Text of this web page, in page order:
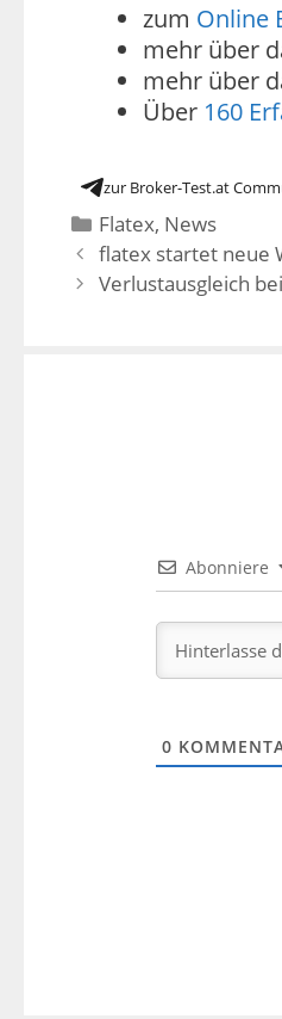
zum Online
mehr über
mehr über
Über 160
zur Broker-Test.at
Flatex, News
flatex startet neue
Verlustausgleich
Abonniere
0